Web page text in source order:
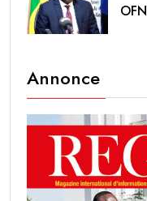
Annonce